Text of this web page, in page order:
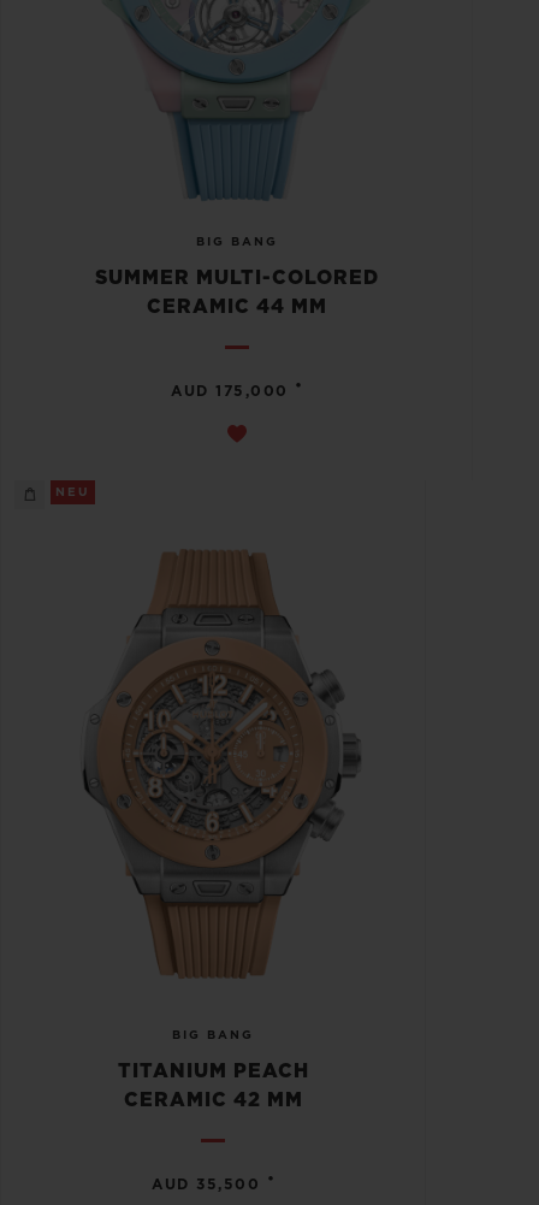
BIG BANG
SUMMER MULTI-COLORED
CERAMIC 44 MM
AUD 175,000 •
NEU
BIG BANG
TITANIUM PEACH
CERAMIC 42 MM
AUD 35,500 •